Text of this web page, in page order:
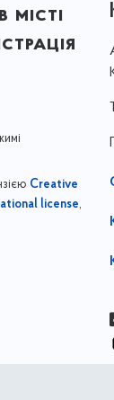
Creative
license,